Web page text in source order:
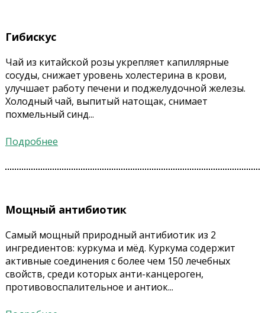
Гибискус
Чай из китайской розы укрепляет капиллярные
сосуды, снижает уровень холестерина в крови,
улучшает работу печени и поджелудочной железы.
Холодный чай, выпитый натощак, снимает
похмельный синд...
Подробнее
Мощный антибиотик
Самый мощный природный антибиотик из 2
ингредиентов: куркума и мёд. Куркума содержит
активные соединения с более чем 150 лечебных
свойств, среди которых анти-канцероген,
противовоспалительное и антиок...